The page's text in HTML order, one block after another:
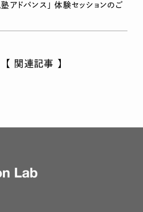
アドバンス」 体験セッションのご
【 関連記事 】